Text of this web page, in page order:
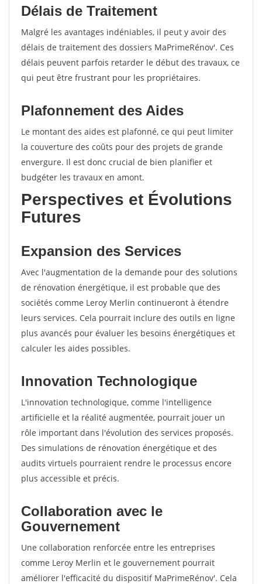
Délais de Traitement
Malgré les avantages indéniables, il peut y avoir des
délais de traitement des dossiers MaPrimeRénov'. Ces
délais peuvent parfois retarder le début des travaux, ce
qui peut être frustrant pour les propriétaires.
Plafonnement des Aides
Le montant des aides est plafonné, ce qui peut limiter
la couverture des coûts pour des projets de grande
envergure. Il est donc crucial de bien planifier et
budgéter les travaux en amont.
Perspectives et Évolutions
Futures
Expansion des Services
Avec l'augmentation de la demande pour des solutions
de rénovation énergétique, il est probable que des
sociétés comme Leroy Merlin continueront à étendre
leurs services. Cela pourrait inclure des outils en ligne
plus avancés pour évaluer les besoins énergétiques et
calculer les aides possibles.
Innovation Technologique
L'innovation technologique, comme l'intelligence
artificielle et la réalité augmentée, pourrait jouer un
rôle important dans l'évolution des services proposés.
Des simulations de rénovation énergétique et des
audits virtuels pourraient rendre le processus encore
plus accessible et précis.
Collaboration avec le
Gouvernement
Une collaboration renforcée entre les entreprises
comme Leroy Merlin et le gouvernement pourrait
améliorer l'efficacité du dispositif MaPrimeRénov'. Cela